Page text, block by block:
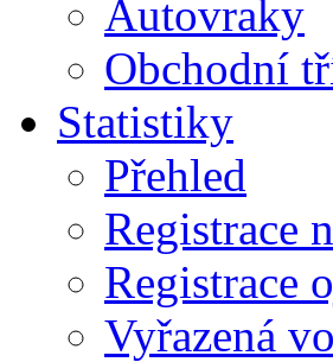
Autovraky
Obchodní
Statistiky
Přehled
Registrace
Registrace
Vyřazená